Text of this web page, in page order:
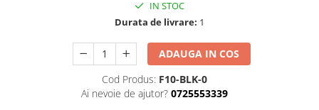
IN STOC
Durata de livrare: 1
ADAUGA IN COS
Cod Produs: F10-BLK-0
Ai nevoie de ajutor? 0725553339